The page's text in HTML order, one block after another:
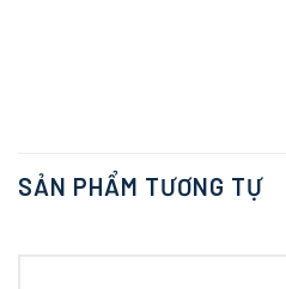
SẢN PHẨM TƯƠNG TỰ